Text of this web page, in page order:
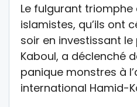
Le fulgurant triomphe
islamistes, qu’ils ont
soir en investissant
Kaboul, a déclenché
panique monstres à
international Hamid-